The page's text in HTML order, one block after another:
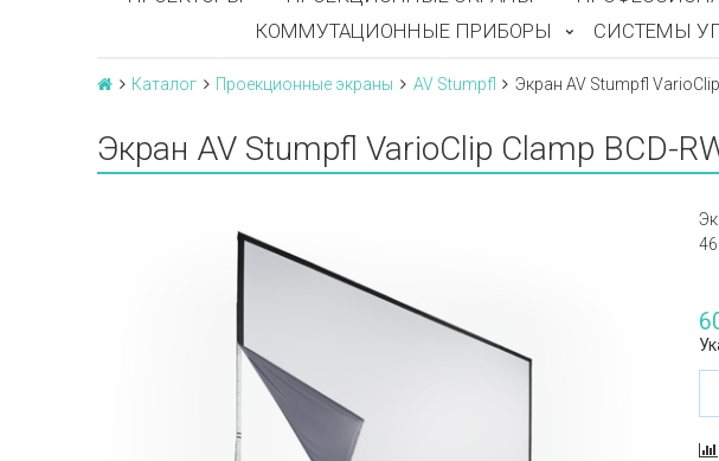
КОММУТАЦИОННЫЕ ПРИБОРЫ
СИСТЕМЫ
Каталог Проекционные экраны AV Stumpfl Экран AV Stumpfl
Экран AV Stumpfl VarioClip Clamp BCD-